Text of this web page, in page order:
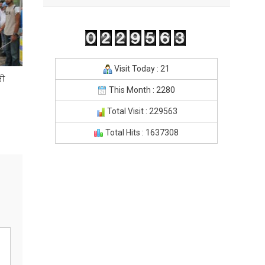
Visit Today : 21
This Month : 2280
Total Visit : 229563
Total Hits : 1637308